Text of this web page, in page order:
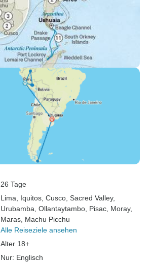
26 Tage
Lima , Iquitos , Cusco , Sacred Valley,
Urubamba , Ollantaytambo , Pisac , Moray,
Maras , Machu Picchu
Alle Reiseziele ansehen
Alter 18+
Nur: Englisch